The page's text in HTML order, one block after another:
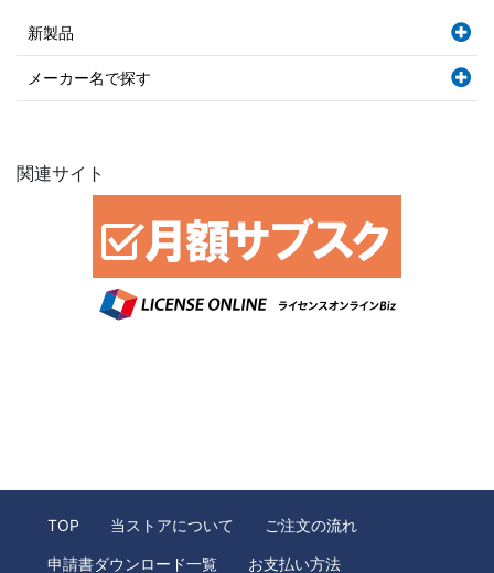
新製品
メーカー名で探す
関連サイト
TOP 当ストアについて ご注文の流れ
申請書ダウンロード一覧 お支払い方法